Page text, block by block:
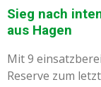
Sieg nach
aus Hagen
Mit 9
Reserve zum